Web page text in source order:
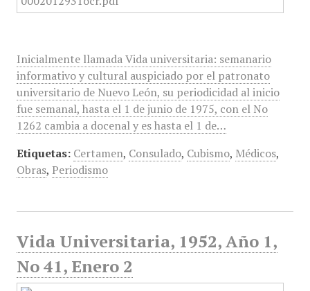
Inicialmente llamada Vida universitaria: semanario
informativo y cultural auspiciado por el patronato
universitario de Nuevo León, su periodicidad al inicio
fue semanal, hasta el 1 de junio de 1975, con el No
1262 cambia a docenal y es hasta el 1 de…
Etiquetas: Certamen, Consulado, Cubismo, Médicos,
Obras, Periodismo
Vida Universitaria, 1952, Año 1,
No 41, Enero 2